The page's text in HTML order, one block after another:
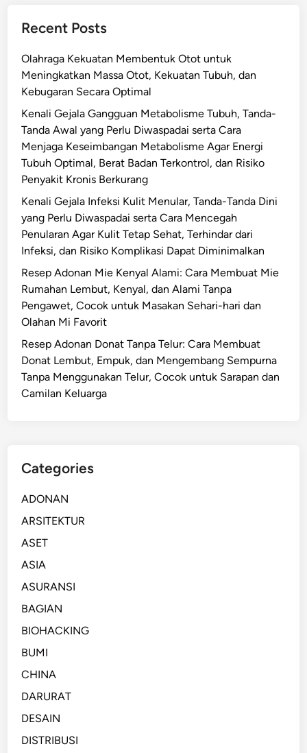
Recent Posts
Olahraga Kekuatan Membentuk Otot untuk
Meningkatkan Massa Otot, Kekuatan Tubuh, dan
Kebugaran Secara Optimal
Kenali Gejala Gangguan Metabolisme Tubuh, Tanda-
Tanda Awal yang Perlu Diwaspadai serta Cara
Menjaga Keseimbangan Metabolisme Agar Energi
Tubuh Optimal, Berat Badan Terkontrol, dan Risiko
Penyakit Kronis Berkurang
Kenali Gejala Infeksi Kulit Menular, Tanda-Tanda Dini
yang Perlu Diwaspadai serta Cara Mencegah
Penularan Agar Kulit Tetap Sehat, Terhindar dari
Infeksi, dan Risiko Komplikasi Dapat Diminimalkan
Resep Adonan Mie Kenyal Alami: Cara Membuat Mie
Rumahan Lembut, Kenyal, dan Alami Tanpa
Pengawet, Cocok untuk Masakan Sehari-hari dan
Olahan Mi Favorit
Resep Adonan Donat Tanpa Telur: Cara Membuat
Donat Lembut, Empuk, dan Mengembang Sempurna
Tanpa Menggunakan Telur, Cocok untuk Sarapan dan
Camilan Keluarga
Categories
ADONAN
ARSITEKTUR
ASET
ASIA
ASURANSI
BAGIAN
BIOHACKING
BUMI
CHINA
DARURAT
DESAIN
DISTRIBUSI